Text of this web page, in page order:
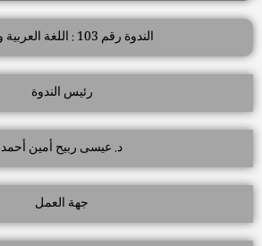
الندوة رقم 103 : اللغة العربية والدين
رئيس الندوة
د. عيسى ربيح أمين أحمد
جهة العمل